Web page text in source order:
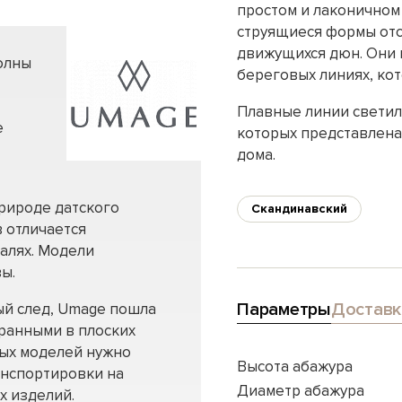
датского
Модели
след, Umage пошла
в плоских
моделей нужно
на
изделий.
простом и
струящиеся формы
движущихся дюн. Они
береговых линиях,
Плавные линии
которых
дома.
Скандинавский
Параметры
Высота абажура
Диаметр абажура